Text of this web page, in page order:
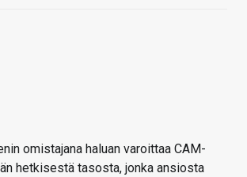
omistajana haluan varoittaa CAM-
hetkisestä tasosta, jonka ansiosta